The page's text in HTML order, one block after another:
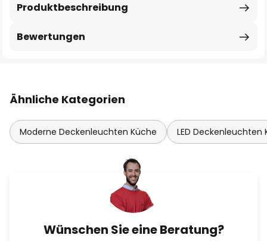
Produktbeschreibung
Bewertungen
Ähnliche Kategorien
Moderne Deckenleuchten Küche LED Deckenleuchten
Wünschen Sie eine Beratung?